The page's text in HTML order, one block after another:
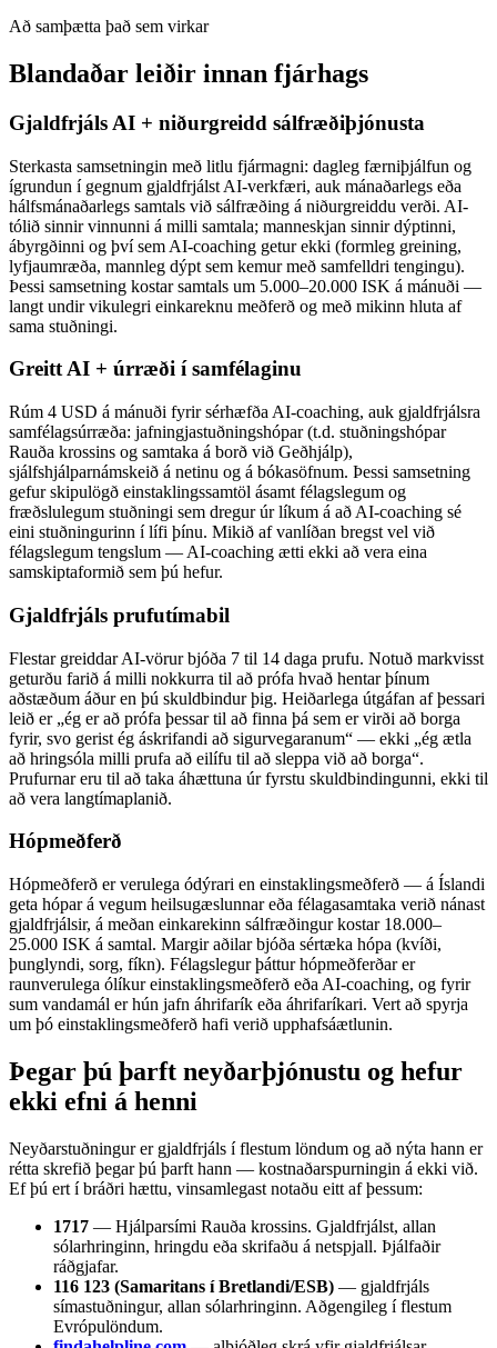
Að samþætta það sem virkar
Blandaðar leiðir innan fjárhags
Gjaldfrjáls AI + niðurgreidd sálfræðiþjónusta
Sterkasta samsetningin með litlu fjármagni: dagleg færniþjálfun og
ígrundun í gegnum gjaldfrjálst AI-verkfæri, auk mánaðarlegs eða
hálfsmánaðarlegs samtals við sálfræðing á niðurgreiddu verði. AI-
tólið sinnir vinnunni á milli samtala; manneskjan sinnir dýptinni,
ábyrgðinni og því sem AI-coaching getur ekki (formleg greining,
lyfjaumræða, mannleg dýpt sem kemur með samfelldri tengingu).
Þessi samsetning kostar samtals um 5.000–20.000 ISK á mánuði —
langt undir vikulegri einkareknu meðferð og með mikinn hluta af
sama stuðningi.
Greitt AI + úrræði í samfélaginu
Rúm 4 USD á mánuði fyrir sérhæfða AI-coaching, auk gjaldfrjálsra
samfélagsúrræða: jafningjastuðningshópar (t.d. stuðningshópar
Rauða krossins og samtaka á borð við Geðhjálp),
sjálfshjálparnámskeið á netinu og á bókasöfnum. Þessi samsetning
gefur skipulögð einstaklingssamtöl ásamt félagslegum og
fræðslulegum stuðningi sem dregur úr líkum á að AI-coaching sé
eini stuðningurinn í lífi þínu. Mikið af vanlíðan bregst vel við
félagslegum tengslum — AI-coaching ætti ekki að vera eina
samskiptaformið sem þú hefur.
Gjaldfrjáls prufutímabil
Flestar greiddar AI-vörur bjóða 7 til 14 daga prufu. Notuð markvisst
geturðu farið á milli nokkurra til að prófa hvað hentar þínum
aðstæðum áður en þú skuldbindur þig. Heiðarlega útgáfan af þessari
leið er „ég er að prófa þessar til að finna þá sem er virði að borga
fyrir, svo gerist ég áskrifandi að sigurvegaranum“ — ekki „ég ætla
að hringsóla milli prufa að eilífu til að sleppa við að borga“.
Prufurnar eru til að taka áhættuna úr fyrstu skuldbindingunni, ekki til
að vera langtímaplanið.
Hópmeðferð
Hópmeðferð er verulega ódýrari en einstaklingsmeðferð — á Íslandi
geta hópar á vegum heilsugæslunnar eða félagasamtaka verið nánast
gjaldfrjálsir, á meðan einkarekinn sálfræðingur kostar 18.000–
25.000 ISK á samtal. Margir aðilar bjóða sértæka hópa (kvíði,
þunglyndi, sorg, fíkn). Félagslegur þáttur hópmeðferðar er
raunverulega ólíkur einstaklingsmeðferð eða AI-coaching, og fyrir
sum vandamál er hún jafn áhrifarík eða áhrifaríkari. Vert að spyrja
um þó einstaklingsmeðferð hafi verið upphafsáætlunin.
Þegar þú þarft neyðarþjónustu og hefur
ekki efni á henni
Neyðarstuðningur er gjaldfrjáls í flestum löndum og að nýta hann er
rétta skrefið þegar þú þarft hann — kostnaðarspurningin á ekki við.
Ef þú ert í bráðri hættu, vinsamlegast notaðu eitt af þessum:
1717 — Hjálparsími Rauða krossins. Gjaldfrjálst, allan
sólarhringinn, hringdu eða skrifaðu á netspjall. Þjálfaðir
ráðgjafar.
116 123 (Samaritans í Bretlandi/ESB) — gjaldfrjáls
símastuðningur, allan sólarhringinn. Aðgengileg í flestum
Evrópulöndum.